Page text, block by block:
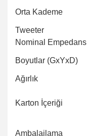
Orta Kademe
Tweeter
Nominal Empedans
Boyutlar (GxYxD)
Ağırlık
Karton İçeriği
Ambalajlama